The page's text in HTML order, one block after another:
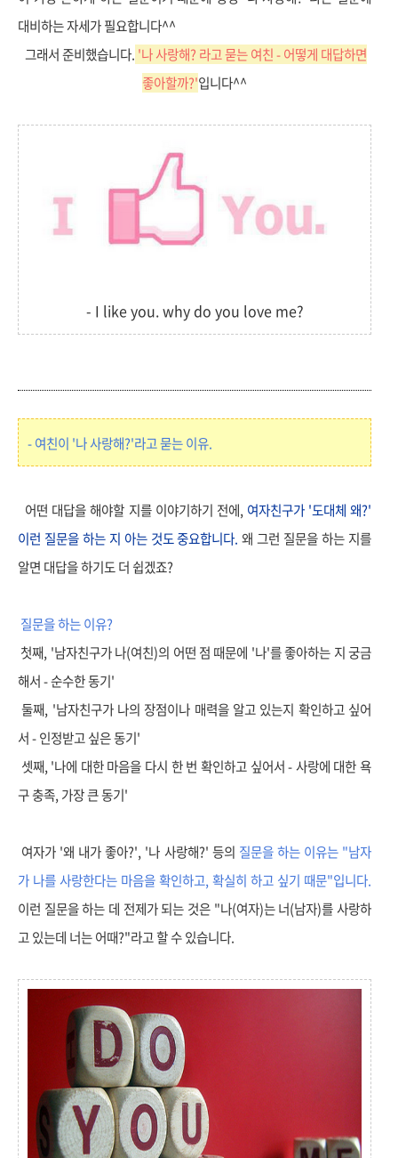
대비하는 자세가 필요합니다^^
그래서 준비했습니다. '나 사랑해? 라고 묻는 여친 - 어떻게 대답하면
좋아할까?'입니다^^
- I like you. why do you love me?
- 여친이 '나 사랑해?'라고 묻는 이유.
어떤 대답을 해야할 지를 이야기하기 전에, 여자친구가 '도대체 왜?'
이런 질문을 하는 지 아는 것도 중요합니다. 왜 그런 질문을 하는 지를
알면 대답을 하기도 더 쉽겠죠?
질문을 하는 이유?
첫째, '남자친구가 나(여친)의 어떤 점 때문에 '나'를 좋아하는 지 궁금
해서 - 순수한 동기'
둘째, '남자친구가 나의 장점이나 매력을 알고 있는지 확인하고 싶어
서 - 인정받고 싶은 동기'
셋째, '나에 대한 마음을 다시 한 번 확인하고 싶어서 - 사랑에 대한 욕
구 충족, 가장 큰 동기'
여자가 '왜 내가 좋아?', '나 사랑해?' 등의 질문을 하는 이유는"남자
가 나를 사랑한다는 마음을 확인하고, 확실히 하고 싶기 때문"입니다.
이런 질문을 하는 데 전제가 되는 것은 "나(여자)는 너(남자)를 사랑하
고 있는데 너는 어때?"라고 할 수 있습니다.